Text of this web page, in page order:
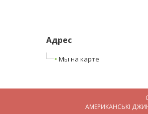
Адрес
Мы на карте